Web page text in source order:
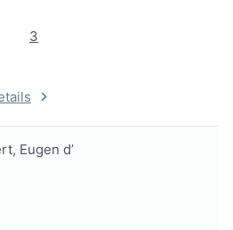
3
Eugen d’